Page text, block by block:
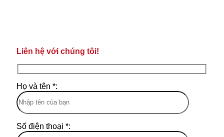
Liên hệ với chúng tôi!
Họ và tên *:
Số điện thoại *: